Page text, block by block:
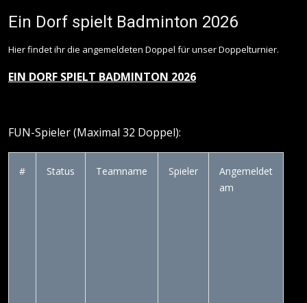
Ein Dorf spielt Badminton 2026
Hier findet ihr die angemeldeten Doppel für unser Doppelturnier.
EIN DORF SPIELT BADMINTON 2026
FUN-Spieler (Maximal 32 Doppel):
# Status Teamname Spieler
Angemeldet
am